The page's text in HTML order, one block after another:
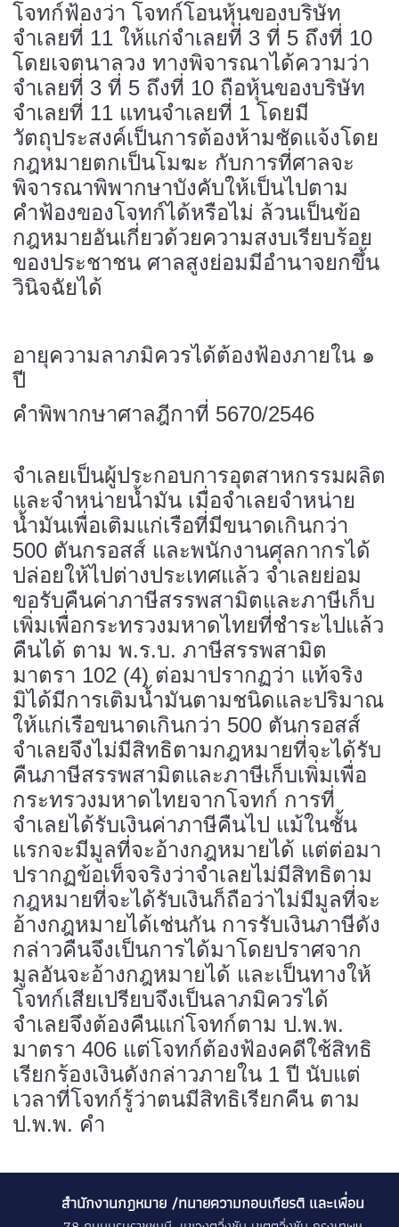
โจทก์ฟ้องว่า โจทก์โอนหุ้นของบริษัท
จำเลยที่ 11 ให้แก่จำเลยที่ 3 ที่ 5 ถึงที่ 10
โดยเจตนาลวง ทางพิจารณาได้ความว่า
จำเลยที่ 3 ที่ 5 ถึงที่ 10 ถือหุ้นของบริษัท
จำเลยที่ 11 แทนจำเลยที่ 1 โดยมี
วัตถุประสงค์เป็นการต้องห้ามชัดแจ้งโดย
กฎหมายตกเป็นโมฆะ กับการที่ศาลจะ
พิจารณาพิพากษาบังคับให้เป็นไปตาม
คำฟ้องของโจทก์ได้หรือไม่ ล้วนเป็นข้อ
กฎหมายอันเกี่ยวด้วยความสงบเรียบร้อย
ของประชาชน ศาลสูงย่อมมีอำนาจยกขึ้น
วินิจฉัยได้
อายุความลาภมิควรได้ต้องฟ้องภายใน ๑
ปี
คำพิพากษาศาลฎีกาที่ 5670/2546
จำเลยเป็นผู้ประกอบการอุตสาหกรรมผลิต
และจำหน่ายน้ำมัน เมื่อจำเลยจำหน่าย
น้ำมันเพื่อเติมแก่เรือที่มีขนาดเกินกว่า
500 ตันกรอสส์ และพนักงานศุลกากรได้
ปล่อยให้ไปต่างประเทศแล้ว จำเลยย่อม
ขอรับคืนค่าภาษีสรรพสามิตและภาษีเก็บ
เพิ่มเพื่อกระทรวงมหาดไทยที่ชำระไปแล้ว
คืนได้ ตาม พ.ร.บ. ภาษีสรรพสามิต
มาตรา 102 (4) ต่อมาปรากฏว่า แท้จริง
มิได้มีการเติมน้ำมันตามชนิดและปริมาณ
ให้แก่เรือขนาดเกินกว่า 500 ตันกรอสส์
จำเลยจึงไม่มีสิทธิตามกฎหมายที่จะได้รับ
คืนภาษีสรรพสามิตและภาษีเก็บเพิ่มเพื่อ
กระทรวงมหาดไทยจากโจทก์ การที่
จำเลยได้รับเงินค่าภาษีคืนไป แม้ในชั้น
แรกจะมีมูลที่จะอ้างกฎหมายได้ แต่ต่อมา
ปรากฏข้อเท็จจริงว่าจำเลยไม่มีสิทธิตาม
กฎหมายที่จะได้รับเงินก็ถือว่าไม่มีมูลที่จะ
อ้างกฎหมายได้เช่นกัน การรับเงินภาษีดัง
กล่าวคืนจึงเป็นการได้มาโดยปราศจาก
มูลอันจะอ้างกฎหมายได้ และเป็นทางให้
โจทก์เสียเปรียบจึงเป็นลาภมิควรได้
จำเลยจึงต้องคืนแก่โจทก์ตาม ป.พ.พ.
มาตรา 406 แต่โจทก์ต้องฟ้องคดีใช้สิทธิ
เรียกร้องเงินดังกล่าวภายใน 1 ปี นับแต่
เวลาที่โจทก์รู้ว่าตนมีสิทธิเรียกคืน ตาม
ป.พ.พ. คำ
สำนักงานกฎหมาย /ทนายความกอบเกียรติ และเพื่อน